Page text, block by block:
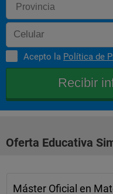
Acepto la Política de
Oferta Educativa
Máster Oficial en